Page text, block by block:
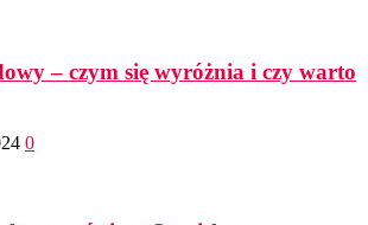
– czym się wyróżnia i czy warto
0